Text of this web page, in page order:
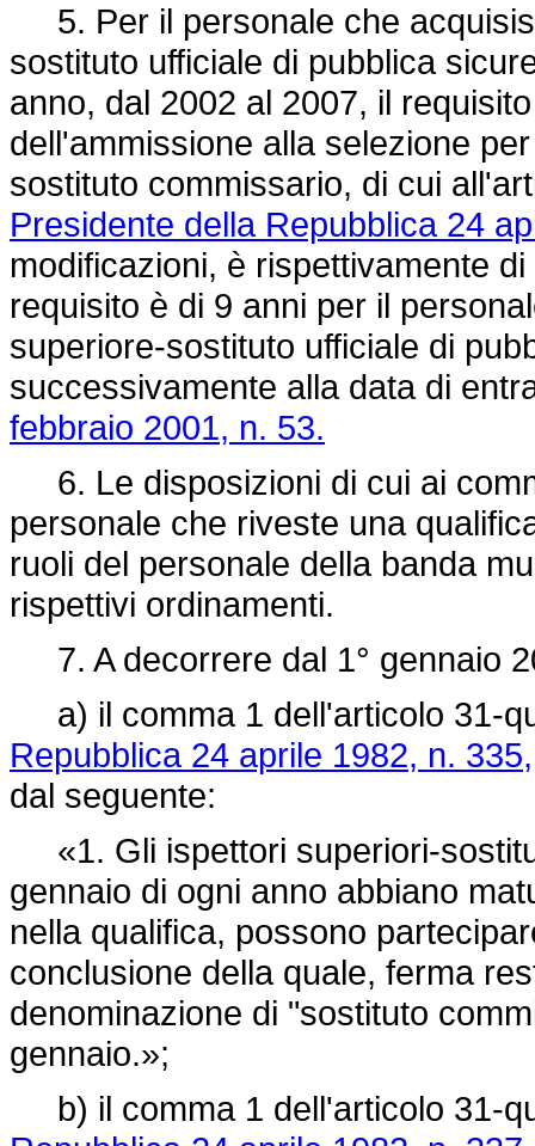
5. Per il personale che
sostituto ufficiale di pubblica
anno, dal 2002 al 2007, il
dell'ammissione alla selezione
sostituto commissario, di cui
Presidente della Repubblica 24
modificazioni, è rispettivamente
requisito è di 9 anni per il
superiore-sostituto ufficiale di
successivamente alla data di
febbraio 2001, n. 53.
6. Le disposizioni di cui ai
personale che riveste una
ruoli del personale della banda
rispettivi ordinamenti.
7. A decorrere dal 1° gennaio
a) il comma 1 dell'articolo 31-
Repubblica 24 aprile 1982, n. 335,
dal seguente:
«1. Gli ispettori superiori-
gennaio di ogni anno abbiano
nella qualifica, possono
conclusione della quale, ferma
denominazione di "sostituto
gennaio.»;
b) il comma 1 dell'articolo 31-